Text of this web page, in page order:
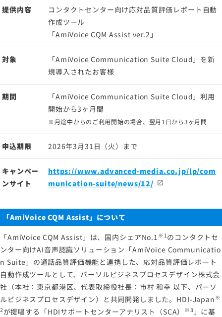
提供内容
コンタクトセンター向け応対品質評価レポート自動
作成ツール
「AmiVoice CQM Assist ver.2」
対象 「AmiVoice Communication Suite Cloud 」を新
規導入されたお客様
期間
「AmiVoice Communication Suite Cloud」利用
開始から3ヶ月間
※月途中からのご利用開始の場合、翌月1日から3ヶ月間
申込期限 2026年3月31日（火）まで
キャンペー
ンサイト
https://www.advanced-media.co.jp/lp/com
munication-suite/news/12/
「AmiVoice CQM Assist」について
「AmiVoice CQM Assist」は、国内シェアNo.1 ※1 のコンタクトセ
ンター向けAI音声認識ソリューション「AmiVoice Communicatio
n Suite」の通話品質評価機能と連携した、応対品質評価レポート
自動作成ツールとして、パーソルビジネスプロセスデザイン株式会
社（本社：東京都港区、代表取締役社長：市村 和幸 以下、パーソ
ルビジネスプロセスデザイン）と共同開発しました。HDI-Japan ※
2 が提唱する「HDIサポートセンターアナリスト（SCA） ※3 」に基